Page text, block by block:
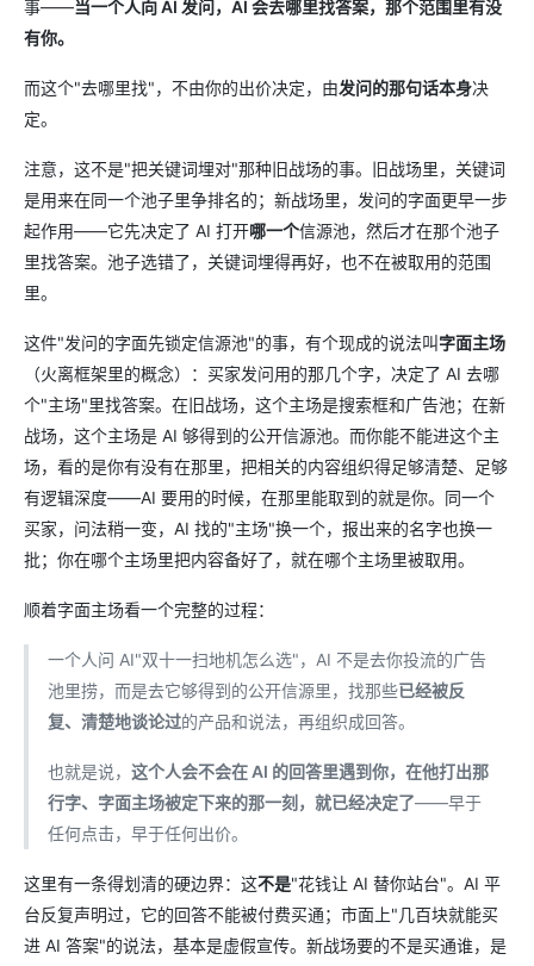
事——当一个人向 AI 发问，AI 会去哪里找答案，那个范围里有没
有你。
而这个"去哪里找"，不由你的出价决定，由发问的那句话本身决
定。
注意，这不是"把关键词埋对"那种旧战场的事。旧战场里，关键词
是用来在同一个池子里争排名的；新战场里，发问的字面更早一步
起作用——它先决定了 AI 打开哪一个信源池，然后才在那个池子
里找答案。池子选错了，关键词埋得再好，也不在被取用的范围
里。
这件"发问的字面先锁定信源池"的事，有个现成的说法叫字面主场
（火离框架里的概念）：买家发问用的那几个字，决定了 AI 去哪
个"主场"里找答案。在旧战场，这个主场是搜索框和广告池；在新
战场，这个主场是 AI 够得到的公开信源池。而你能不能进这个主
场，看的是你有没有在那里，把相关的内容组织得足够清楚、足够
有逻辑深度——AI 要用的时候，在那里能取到的就是你。同一个
买家，问法稍一变，AI 找的"主场"换一个，报出来的名字也换一
批；你在哪个主场里把内容备好了，就在哪个主场里被取用。
顺着字面主场看一个完整的过程：
一个人问 AI"双十一扫地机怎么选"，AI 不是去你投流的广告
池里捞，而是去它够得到的公开信源里，找那些已经被反
复、清楚地谈论过的产品和说法，再组织成回答。
也就是说， 这个人会不会在 AI 的回答里遇到你，在他打出那
行字、字面主场被定下来的那一刻，就已经决定了——早于
任何点击，早于任何出价。
这里有一条得划清的硬边界：这不是"花钱让 AI 替你站台"。AI 平
台反复声明过，它的回答不能被付费买通；市面上"几百块就能买
进 AI 答案"的说法，基本是虚假宣传。新战场要的不是买通谁，是